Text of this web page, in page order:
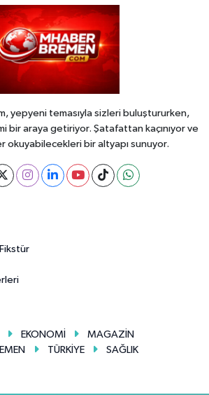
yepyeni temasıyla sizleri buluştururken,
bir araya getiriyor. Şatafattan kaçınıyor ve
okuyabilecekleri bir altyapı sunuyor.
EKONOMİ
MAGAZİN
TÜRKİYE SAĞLIK